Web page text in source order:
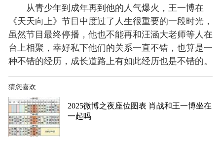
从青少年到成年再到他的人气爆火，王一博在
《天天向上》节目中度过了人生很重要的一段时光，
虽然节目最终停播，他也不能再和汪涵大老师等人在
台上相聚，幸好私下他们的关系一直不错，也算是一
种不错的经历，成长道路上有如此经历也是不错的。
猜您喜欢
2025微博之夜座位图表 肖战和王一博坐在
一起吗